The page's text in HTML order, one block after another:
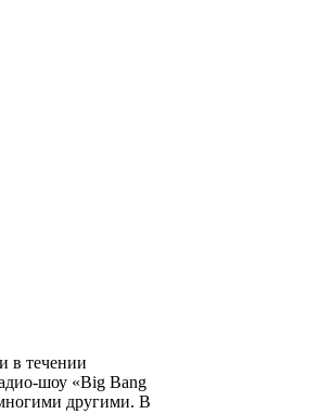
в течении
шоу «Big Bang
другими. В